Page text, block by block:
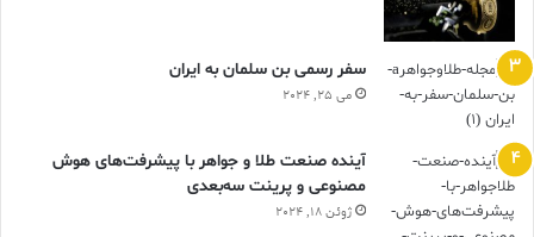
سفر رسمی بن سلمان به ایران
می 25, 2024
آینده صنعت طلا و جواهر با پیشرفت‌های هوش
مصنوعی و پرینت سه‌بعدی
ژوئن 18, 2024